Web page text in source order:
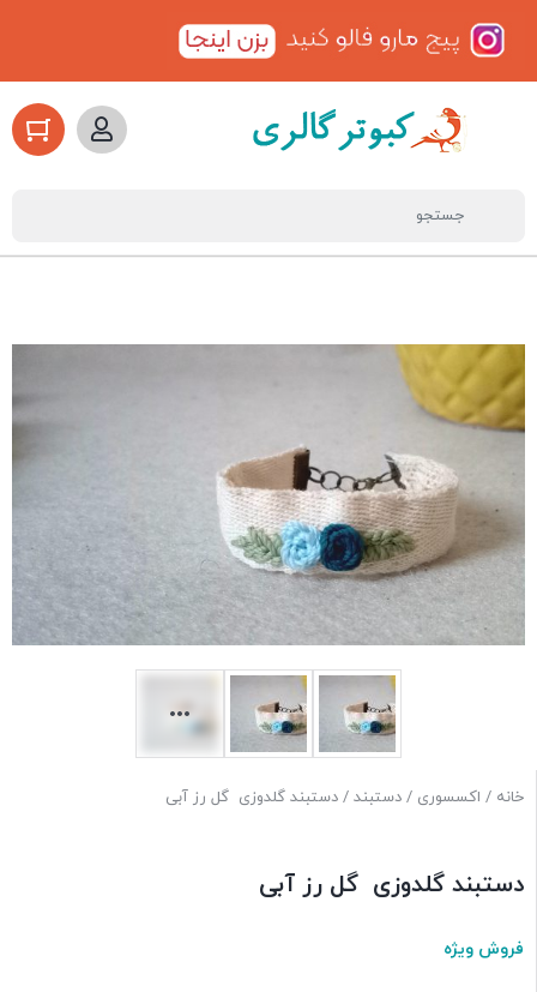
خانه / اکسسوری / دستبند / دستبند گلدوزی گل رز آبی
دستبند گلدوزی گل رز آبی
فروش ویژه